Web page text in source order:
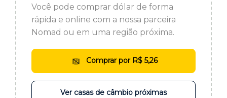
Você pode comprar dólar de forma
rápida e online com a nossa parceira
Nomad ou em uma região próxima.
Comprar por R$ 5,26
Ver casas de câmbio próximas